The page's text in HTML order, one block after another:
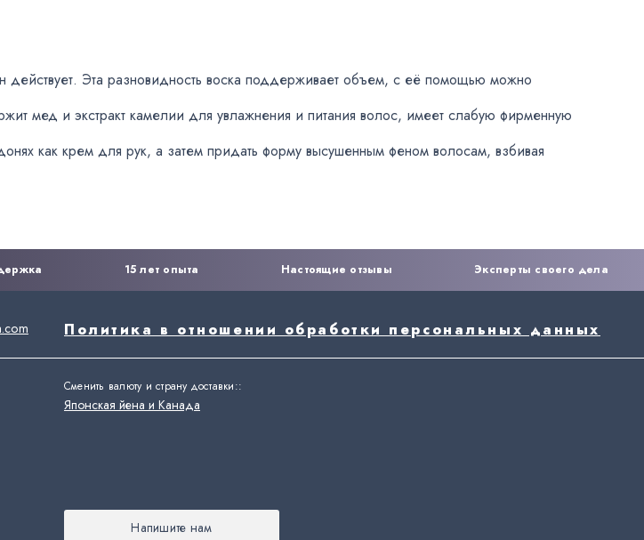
действует. Эта разновидность воска поддерживает объем, с её помощью можно
мед и экстракт камелии для увлажнения и питания волос, имеет слабую фирменную
как крем для рук, а затем придать форму высушенным феном волосам, взбивая
15 лет опыта Настоящие отзывы Эксперты своего дела
Политика в отношении обработки персональных данных
Сменить валюту и страну доставки::
Японская йена и Канада
Напишите нам